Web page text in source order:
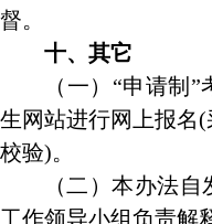
督。
十、其它
（一）“申请制
生网站进行网上报名(
校验)。
（二）本办法
工作领导小组负责解